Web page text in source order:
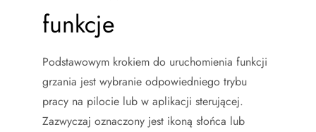
funkcje
Podstawowym krokiem do uruchomienia funkcji
grzania jest wybranie odpowiedniego trybu
pracy na pilocie lub w aplikacji sterującej.
Zazwyczaj oznaczony jest ikoną słońca lub